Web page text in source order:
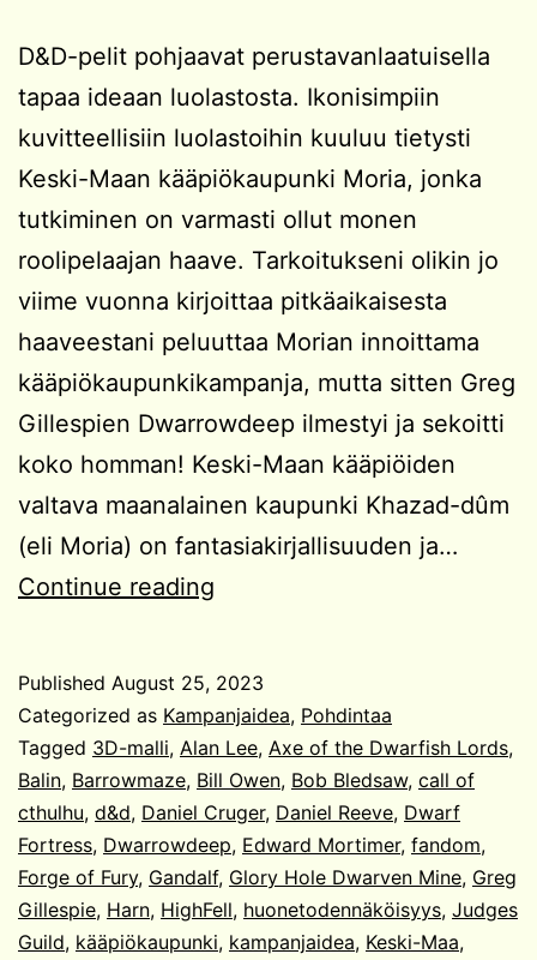
D&D-pelit pohjaavat perustavanlaatuisella
tapaa ideaan luolastosta. Ikonisimpiin
kuvitteellisiin luolastoihin kuuluu tietysti
Keski-Maan kääpiökaupunki Moria, jonka
tutkiminen on varmasti ollut monen
roolipelaajan haave. Tarkoitukseni olikin jo
viime vuonna kirjoittaa pitkäaikaisesta
haaveestani peluuttaa Morian innoittama
kääpiökaupunkikampanja, mutta sitten Greg
Gillespien Dwarrowdeep ilmestyi ja sekoitti
koko homman! Keski-Maan kääpiöiden
valtava maanalainen kaupunki Khazad-dûm
(eli Moria) on fantasiakirjallisuuden ja…
Continue reading
Published August 25, 2023
Categorized as Kampanjaidea, Pohdintaa
Tagged 3D-malli, Alan Lee, Axe of the Dwarfish Lords,
Balin, Barrowmaze, Bill Owen, Bob Bledsaw, call of
cthulhu, d&d, Daniel Cruger, Daniel Reeve, Dwarf
Fortress, Dwarrowdeep, Edward Mortimer, fandom,
Forge of Fury, Gandalf, Glory Hole Dwarven Mine, Greg
Gillespie, Harn, HighFell, huonetodennäköisyys, Judges
Guild, kääpiökaupunki, kampanjaidea, Keski-Maa,